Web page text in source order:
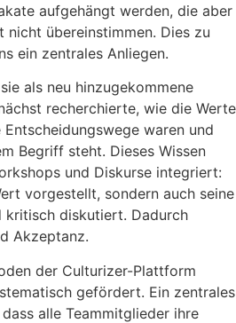
aufgehängt werden, die aber
nicht übereinstimmen. Dies zu
ein zentrales Anliegen.
als neu hinzugekommene
recherchierte, wie die Werte
waren und
Begriff steht. Dieses Wissen
und Diskurse integriert:
vorgestellt, sondern auch seine
kritisch diskutiert. Dadurch
Akzeptanz.
der Culturizer-Plattform
gefördert. Ein zentrales
alle Teammitglieder ihre